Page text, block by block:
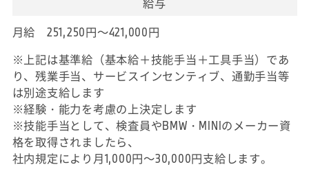
給与
月給 251,250円～421,000円
※上記は基準給（基本給＋技能手当＋工具手当）であ
り、残業手当、サービスインセンティブ、通勤手当等
は別途支給します
※経験・能力を考慮の上決定します
※技能手当として、検査員やBMW・MINIのメーカー資
格を取得されましたら、
社内規定により月1,000円～30,000円支給します。